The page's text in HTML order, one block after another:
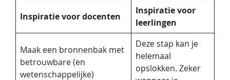
Inspiratie voor docenten
Inspiratie voor
leerlingen
Maak een bronnenbak met
betrouwbare (en
wetenschappelijke)
Deze stap kan je
helemaal
opslokken. Zeker